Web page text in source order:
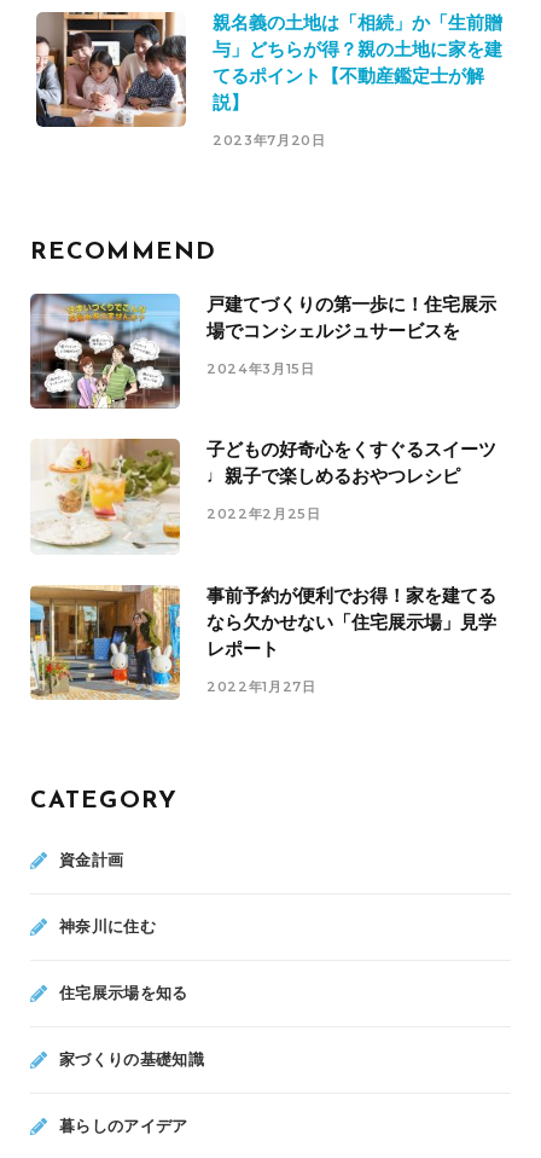
親名義の土地は「相続」か「生前贈
与」どちらが得？親の土地に家を建
てるポイント【不動産鑑定士が解
説】
2023年7月20日
RECOMMEND
戸建てづくりの第一歩に！住宅展示
場でコンシェルジュサービスを
2024年3月15日
子どもの好奇心をくすぐるスイーツ
♩親子で楽しめるおやつレシピ
2022年2月25日
事前予約が便利でお得！家を建てる
なら欠かせない「住宅展示場」見学
レポート
2022年1月27日
CATEGORY
資金計画
神奈川に住む
住宅展示場を知る
家づくりの基礎知識
暮らしのアイデア